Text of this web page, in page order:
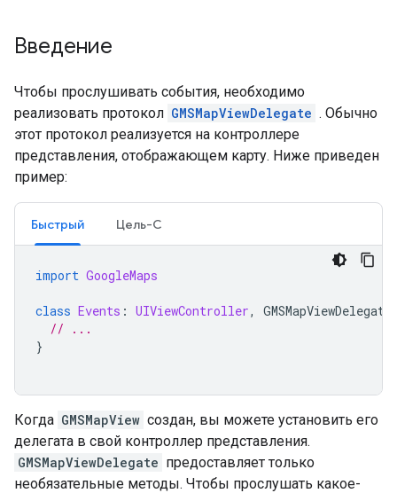
Введение
Чтобы прослушивать события, необходимо
реализовать протокол GMSMapViewDelegate . Обычно
этот протокол реализуется на контроллере
представления, отображающем карту. Ниже приведен
пример:
Быстрый Цель-C
import GoogleMaps
class Events : UIViewController,
GMSMapViewDelegate
// ...
}
Когда GMSMapView создан, вы можете установить его
делегата в свой контроллер представления.
GMSMapViewDelegate предоставляет только
необязательные методы. Чтобы прослушать какое-